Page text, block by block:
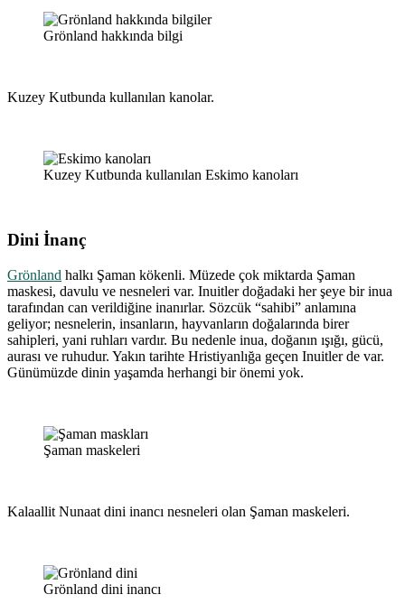
Grönland hakkında bilgi
Kuzey Kutbunda kullanılan kanolar.
Kuzey Kutbunda kullanılan Eskimo kanoları
Dini İnanç
Grönland halkı Şaman kökenli. Müzede çok miktarda Şaman
maskesi, davulu ve nesneleri var. Inuitler doğadaki her şeye bir inua
tarafından can verildiğine inanırlar. Sözcük “sahibi” anlamına
geliyor; nesnelerin, insanların, hayvanların doğalarında birer
sahipleri, yani ruhları vardır. Bu nedenle inua, doğanın ışığı, gücü,
aurası ve ruhudur. Yakın tarihte Hristiyanlığa geçen Inuitler de var.
Günümüzde dinin yaşamda herhangi bir önemi yok.
Şaman maskeleri
Kalaallit Nunaat dini inancı nesneleri olan Şaman maskeleri.
Grönland dini inancı